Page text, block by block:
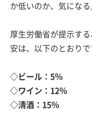
か低いのか、気になる
厚生労働省が提示す
安は、以下のとおりで
◇ビール：5％
◇ワイン：12％
◇清酒：15％